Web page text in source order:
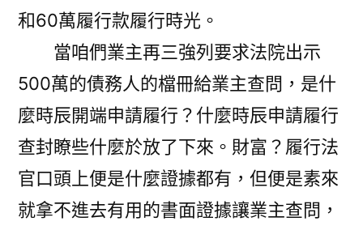
和60萬履行款履行時光。
當咱們業主再三強列要求法院出示
500萬的債務人的檔冊給業主查問，是什
麼時辰開端申請履行？什麼時辰申請履行
查封瞭些什麼於放了下來。財富？履行法
官口頭上便是什麼證據都有，但便是素來
就拿不進去有用的書面證據讓業主查問，